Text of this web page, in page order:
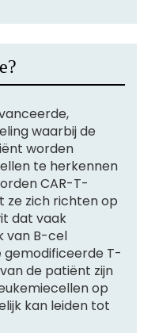
waarbij de
worden
te herkennen
CAR-T-
ze zich richten op
dat vaak
van B-cel
gemodificeerde T-
de patiënt zijn
op
kan leiden tot